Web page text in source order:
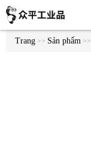
Trang >> Sản phẩm >>